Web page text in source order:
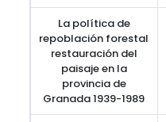
La política de
repoblación forestal
restauración del
paisaje en la
provincia de
Granada 1939-1989